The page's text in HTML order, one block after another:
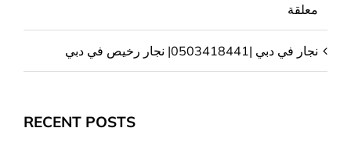
معلقة
نجار في دبي |0503418441| نجار رخيص في دبي
RECENT POSTS